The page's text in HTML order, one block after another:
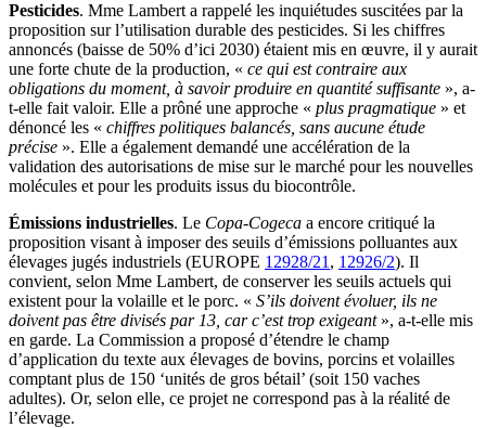
Pesticides. Mme Lambert a rappelé les inquiétudes suscitées par la
proposition sur l’utilisation durable des pesticides. Si les chiffres
annoncés (baisse de 50% d’ici 2030) étaient mis en œuvre, il y aurait
une forte chute de la production, « ce qui est contraire aux
obligations du moment, à savoir produire en quantité suffisante », a-
t-elle fait valoir. Elle a prôné une approche « plus pragmatique » et
dénoncé les « chiffres politiques balancés, sans aucune étude
précise ». Elle a également demandé une accélération de la
validation des autorisations de mise sur le marché pour les nouvelles
molécules et pour les produits issus du biocontrôle.
Émissions industrielles. Le Copa-Cogeca a encore critiqué la
proposition visant à imposer des seuils d’émissions polluantes aux
élevages jugés industriels (EUROPE 12928/21 , 12926/2). Il
convient, selon Mme Lambert, de conserver les seuils actuels qui
existent pour la volaille et le porc. « S’ils doivent évoluer, ils ne
doivent pas être divisés par 13, car c’est trop exigeant», a-t-elle mis
en garde. La Commission a proposé d’étendre le champ
d’application du texte aux élevages de bovins, porcins et volailles
comptant plus de 150 ‘unités de gros bétail’ (soit 150 vaches
adultes). Or, selon elle, ce projet ne correspond pas à la réalité de
l’élevage.